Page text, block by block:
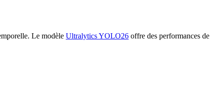
Le modèle Ultralytics YOLO26 offre des performances de